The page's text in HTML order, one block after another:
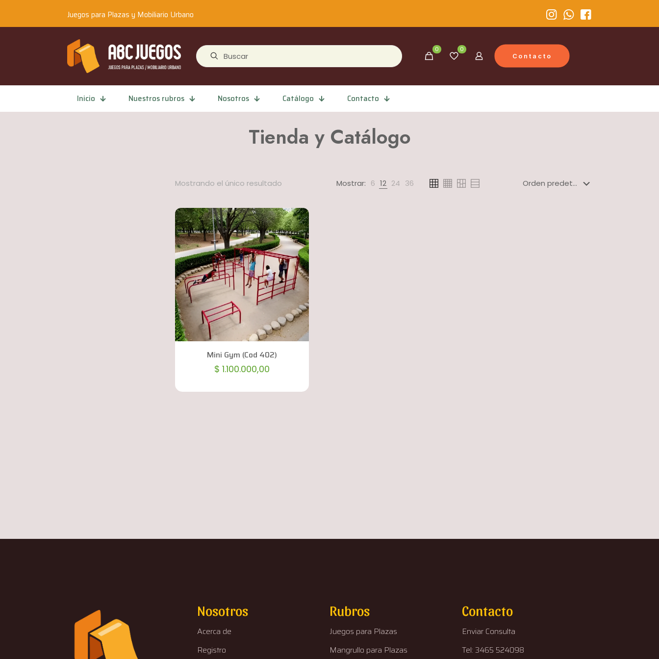
Juegos para Plazas y Mobiliario Urbano
0 0
Contacto
Inicio Nuestros rubros Nosotros Catálogo Contacto
Tienda y Catálogo
Mostrando el único resultado Mostrar: 6 12 24 36
Mini Gym (Cod 402)
$ 1.100.000,00
Nosotros
Acerca de
Registro
Rubros
Juegos para Plazas
Mangrullo para Plazas
Contacto
Enviar Consulta
Tel: 3465 524098